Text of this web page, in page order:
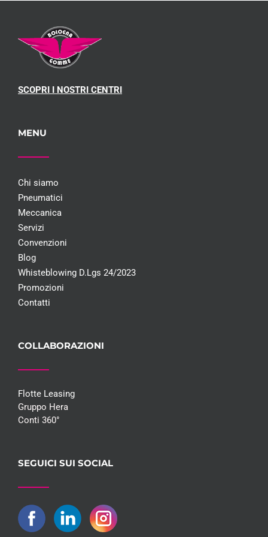
SCOPRI I NOSTRI CENTRI
MENU
Chi siamo
Pneumatici
Meccanica
Servizi
Convenzioni
Blog
Whisteblowing D.Lgs 24/2023
Promozioni
Contatti
COLLABORAZIONI
Flotte Leasing
Gruppo Hera
Conti 360°
SEGUICI SUI SOCIAL